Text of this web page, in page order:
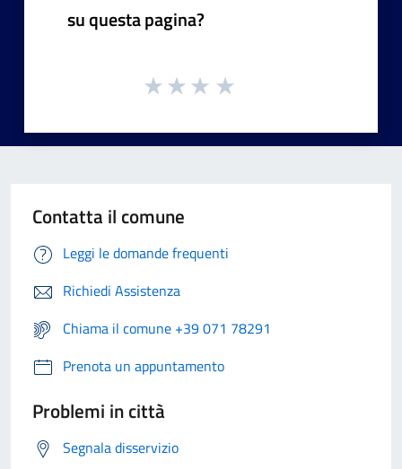
su questa pagina?
Contatta il comune
Leggi le domande frequenti
Richiedi Assistenza
Chiama il comune +39 071 78291
Prenota un appuntamento
Problemi in città
Segnala disservizio